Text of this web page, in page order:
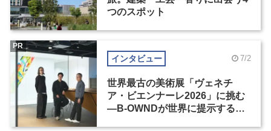
つのスポット
インタビュー 7/2
世界最古の美術展「ヴェネチ
ア・ビエンナーレ2026」に挑む
―B-OWNDが世界に提示する美
PR